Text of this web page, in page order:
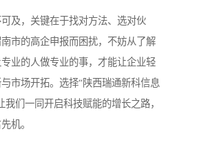
及，关键在于找对方法、选对伙
市的高企申报而困扰，不妨从了解
业的人做专业的事，才能让企业轻
市场开拓。选择“陕西瑞通新科信息
我们一同开启科技赋能的增长之路，
机。